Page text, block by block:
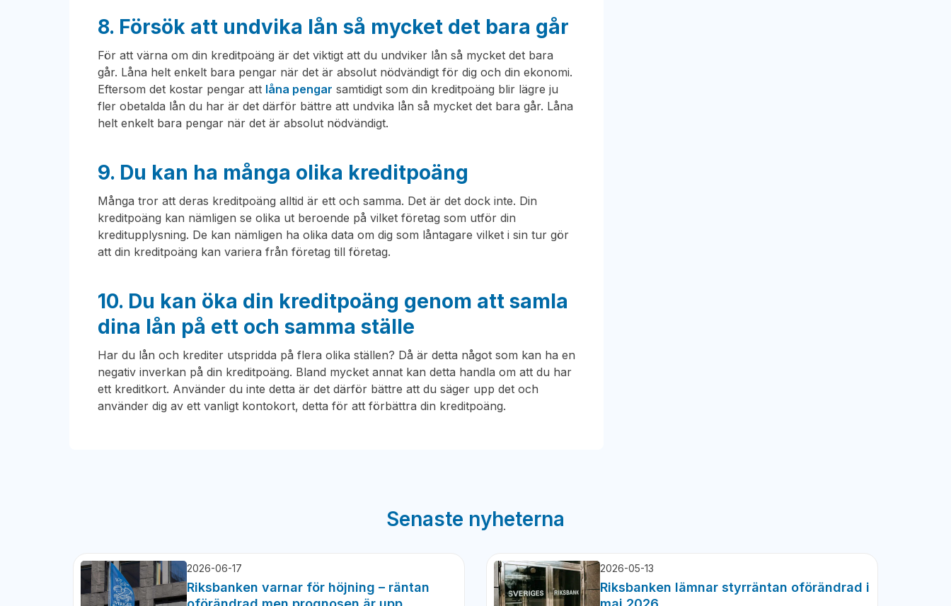
8. Försök att undvika lån så mycket det bara går
För att värna om din kreditpoäng är det viktigt att du undviker lån så mycket det bara
går. Låna helt enkelt bara pengar när det är absolut nödvändigt för dig och din ekonomi.
Eftersom det kostar pengar att låna pengar samtidigt som din kreditpoäng blir lägre ju
fler obetalda lån du har är det därför bättre att undvika lån så mycket det bara går. Låna
helt enkelt bara pengar när det är absolut nödvändigt.
9. Du kan ha många olika kreditpoäng
Många tror att deras kreditpoäng alltid är ett och samma. Det är det dock inte. Din
kreditpoäng kan nämligen se olika ut beroende på vilket företag som utför din
kreditupplysning. De kan nämligen ha olika data om dig som låntagare vilket i sin tur gör
att din kreditpoäng kan variera från företag till företag.
10. Du kan öka din kreditpoäng genom att samla
dina lån på ett och samma ställe
Har du lån och krediter utspridda på flera olika ställen? Då är detta något som kan ha en
negativ inverkan på din kreditpoäng. Bland mycket annat kan detta handla om att du har
ett kreditkort. Använder du inte detta är det därför bättre att du säger upp det och
använder dig av ett vanligt kontokort, detta för att förbättra din kreditpoäng.
Senaste nyheterna
2026-06-17
Riksbanken varnar för höjning – räntan
2026-05-13
Riksbanken lämnar styrräntan oförändrad i